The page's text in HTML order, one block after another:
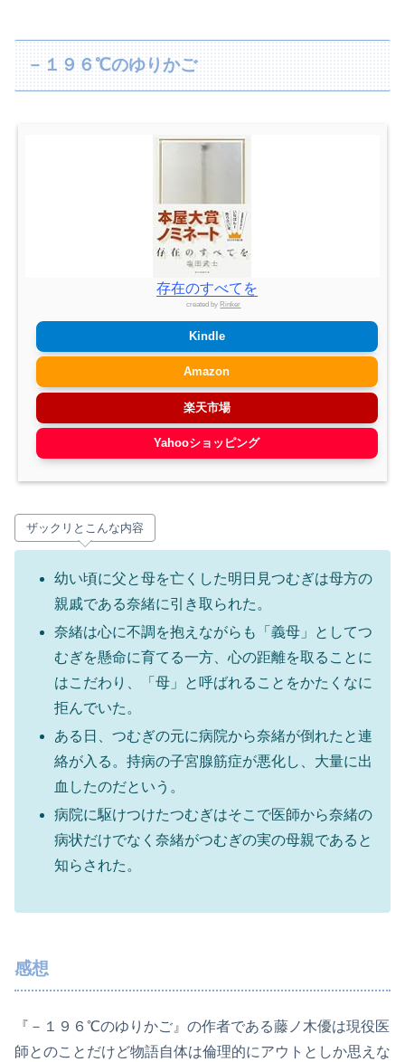
－１９６℃のゆりかご
存在のすべてを
created by Rinker
Kindle
Amazon
楽天市場
Yahooショッピング
ザックリとこんな内容
幼い頃に父と母を亡くした明日見つむぎは母方の
親戚である奈緒に引き取られた。
奈緒は心に不調を抱えながらも「義母」としてつ
むぎを懸命に育てる一方、心の距離を取ることに
はこだわり、「母」と呼ばれることをかたくなに
拒んでいた。
ある日、つむぎの元に病院から奈緒が倒れたと連
絡が入る。持病の子宮腺筋症が悪化し、大量に出
血したのだという。
病院に駆けつけたつむぎはそこで医師から奈緒の
病状だけでなく奈緒がつむぎの実の母親であると
知らされた。
感想
『－１９６℃のゆりかご』の作者である藤ノ木優は現役医
師とのことだけど物語自体は倫理的にアウトとしか思えな